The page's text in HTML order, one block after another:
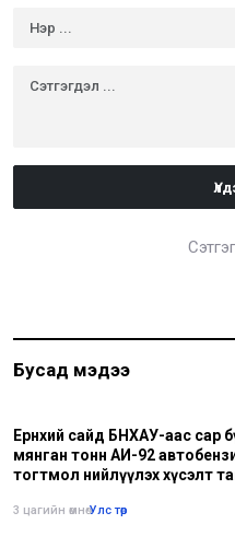
Бусад мэдээ
Ерөнхий сайд БНХАУ-аас сар
мянган тонн АИ-92
тогтмол нийлүүлэх хүсэлт
3 цагийн өмнө•Улс төр